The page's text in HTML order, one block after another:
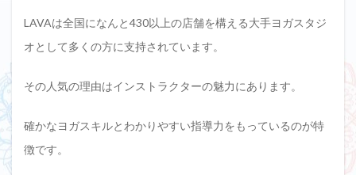
LAVAは全国になんと430以上の店舗を構える大手ヨガスタジ
オとして多くの方に支持されています。
その人気の理由はインストラクターの魅力にあります。
確かなヨガスキルとわかりやすい指導力をもっているのが特
徴です。